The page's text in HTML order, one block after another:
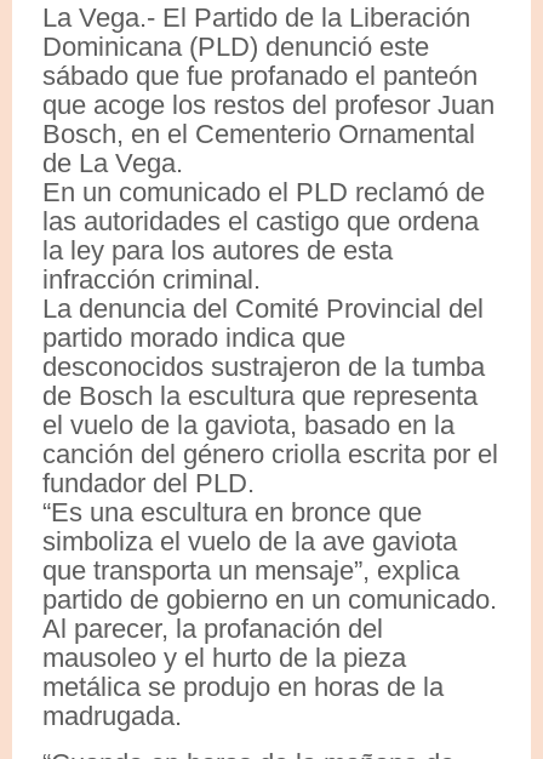
La Vega.- El Partido de la Liberación
Dominicana (PLD) denunció este
sábado que fue profanado el panteón
que acoge los restos del profesor Juan
Bosch, en el Cementerio Ornamental
de La Vega.
En un comunicado el PLD reclamó de
las autoridades el castigo que ordena
la ley para los autores de esta
infracción criminal.
La denuncia del Comité Provincial del
partido morado indica que
desconocidos sustrajeron de la tumba
de Bosch la escultura que representa
el vuelo de la gaviota, basado en la
canción del género criolla escrita por el
fundador del PLD.
“Es una escultura en bronce que
simboliza el vuelo de la ave gaviota
que transporta un mensaje”, explica
partido de gobierno en un comunicado.
Al parecer, la profanación del
mausoleo y el hurto de la pieza
metálica se produjo en horas de la
madrugada.